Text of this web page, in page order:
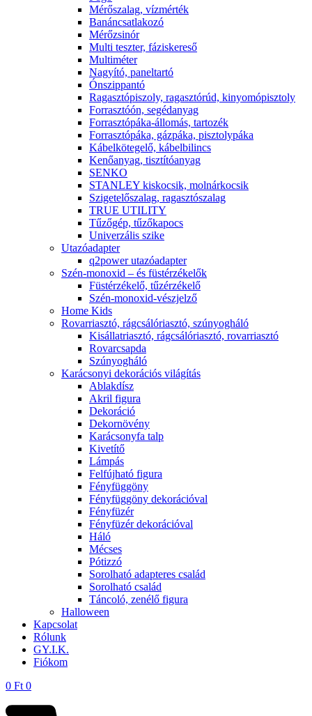
Mérőszalag, vízmérték
Banáncsatlakozó
Mérőzsinór
Multi teszter, fáziskereső
Multiméter
Nagyító, paneltartó
Ónszippantó
Ragasztópiszoly, ragasztórúd, kinyomópisztoly
Forrasztóón, segédanyag
Forrasztópáka-állomás, tartozék
Forrasztópáka, gázpáka, pisztolypáka
Kábelkötegelő, kábelbilincs
Kenőanyag, tisztítóanyag
SENKO
STANLEY kiskocsik, molnárkocsik
Szigetelőszalag, ragasztószalag
TRUE UTILITY
Tűzőgép, tűzőkapocs
Univerzális szike
Utazóadapter
q2power utazóadapter
Szén-monoxid – és füstérzékelők
Füstérzékelő, tűzérzékelő
Szén-monoxid-vészjelző
Home Kids
Rovarriasztó, rágcsálóriasztó, szúnyogháló
Kisállatriasztó, rágcsálóriasztó, rovarriasztó
Rovarcsapda
Szúnyogháló
Karácsonyi dekorációs világítás
Ablakdísz
Akril figura
Dekoráció
Dekornövény
Karácsonyfa talp
Kivetítő
Lámpás
Felfújható figura
Fényfüggöny
Fényfüggöny dekorációval
Fényfüzér
Fényfüzér dekorációval
Háló
Mécses
Pótizzó
Sorolható adapteres család
Sorolható család
Táncoló, zenélő figura
Halloween
Kapcsolat
Rólunk
GY.I.K.
Fiókom
0 Ft 0